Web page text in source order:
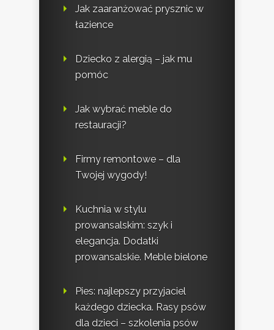
Jak zaaranżować prysznic w
łazience
Dziecko z alergią – jak mu
pomóc
Jak wybrać meble do
restauracji?
Firmy remontowe – dla
Twojej wygody!
Kuchnia w stylu
prowansalskim: szyk i
elegancja. Dodatki
prowansalskie. Meble bielone
Pies: najlepszy przyjaciel
każdego dziecka. Rasy psów
dla dzieci – szkolenia psów